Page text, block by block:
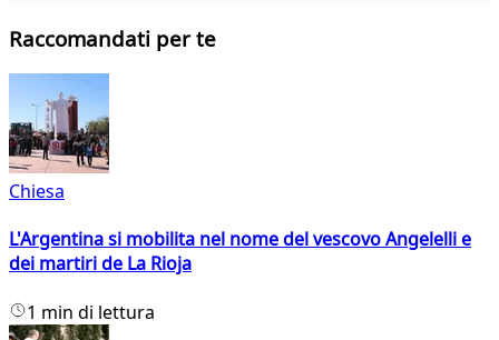
Raccomandati per te
Chiesa
L'Argentina si mobilita nel nome del vescovo Angelelli e
dei martiri de La Rioja
1 min di lettura